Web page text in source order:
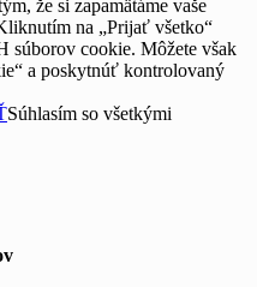
že si zapamätáme vaše
na „Prijať všetko“
súborov cookie. Môžete však
a poskytnúť kontrolovaný
Súhlasím so všetkými